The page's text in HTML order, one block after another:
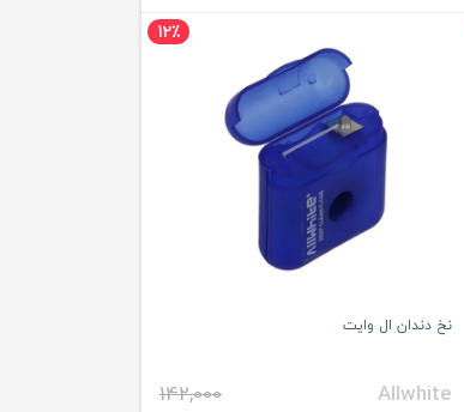
12٪
نخ دندان ال وایت
Allwhite
142,000